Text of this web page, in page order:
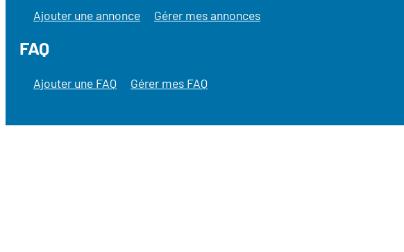
Ajouter une annonce Gérer mes annonces
FAQ
Ajouter une FAQ Gérer mes FAQ